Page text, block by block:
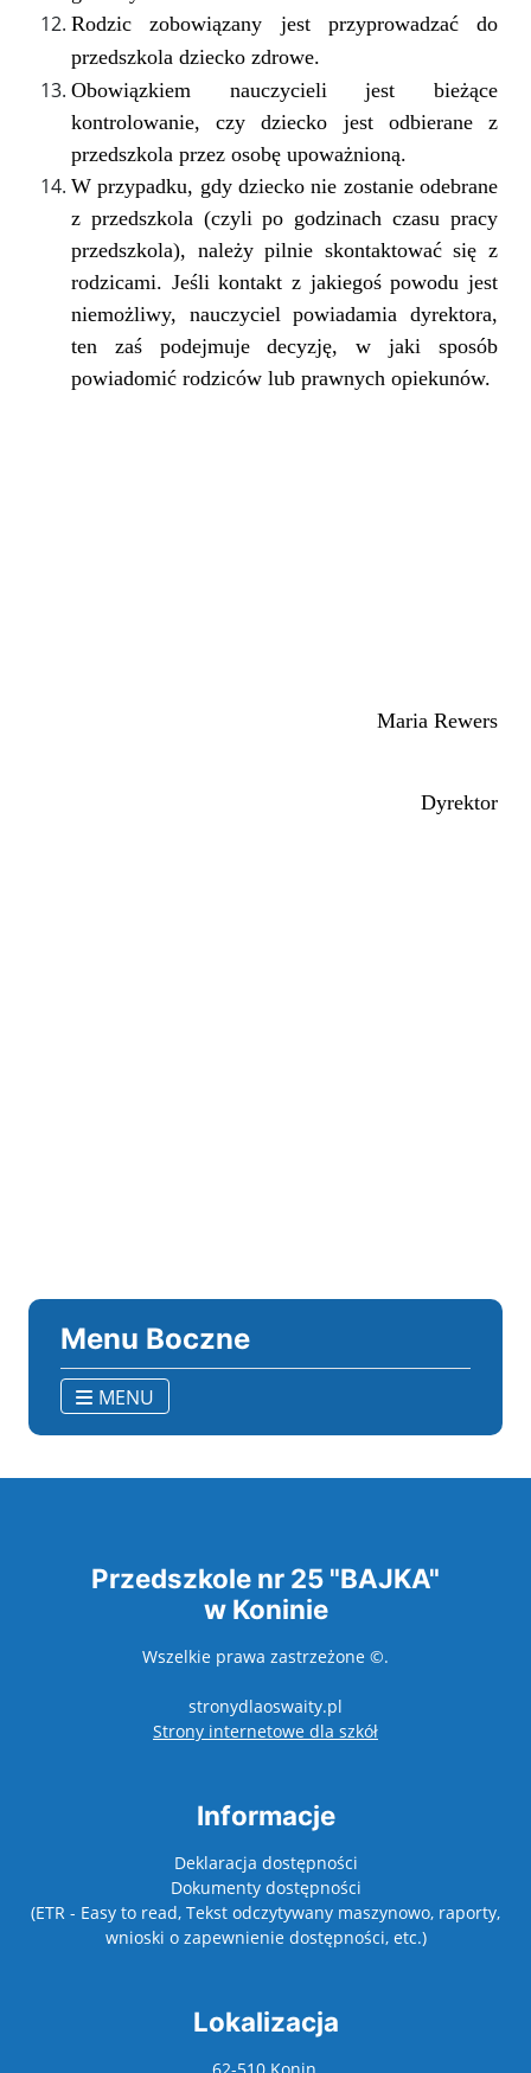
Menu Boczne
MENU
Rodzic zobowiązany jest przyprowadzać do
przedszkola dziecko zdrowe.
Obowiązkiem nauczycieli jest bieżące
kontrolowanie, czy dziecko jest odbierane z
przedszkola przez osobę upoważnioną.
W przypadku, gdy dziecko nie zostanie odebrane
z przedszkola (czyli po godzinach czasu pracy
przedszkola), należy pilnie skontaktować się z
rodzicami. Jeśli kontakt z jakiegoś powodu jest
niemożliwy, nauczyciel powiadamia dyrektora,
ten zaś podejmuje decyzję, w jaki sposób
powiadomić rodziców lub prawnych opiekunów.
Maria Rewers
Dyrektor
Przedszkole nr 25 "BAJKA"
w Koninie
Wszelkie prawa zastrzeżone ©.
stronydlaoswaity.pl
Strony internetowe dla szkółotwiera się w
Informacje
Deklaracja dostępności
Dokumenty dostępności
(ETR - Easy to read, Tekst odczytywany maszynowo, raporty,
wnioski o zapewnienie dostępności, etc.)
Lokalizacja